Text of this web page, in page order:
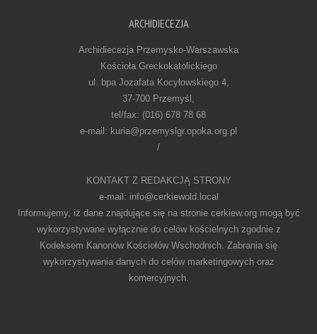
ARCHIDIECEZJA
Archidiecezja Przemysko-Warszawska
Kościoła Greckokatolickiego
ul. bpa Jozafata Kocyłowskiego 4,
37-700 Przemyśl,
tel/fax: (016) 678 78 68
e-mail: kuria@przemyslgr.opoka.org.pl
/
KONTAKT Z REDAKCJĄ STRONY
e-mail: info@cerkiewold.local
Informujemy, iż dane znajdujące się na stronie cerkiew.org mogą być
wykorzystywane wyłącznie do celów kościelnych zgodnie z
Kodeksem Kanonów Kościołów Wschodnich. Zabrania się
wykorzystywania danych do celów marketingowych oraz
komercyjnych.